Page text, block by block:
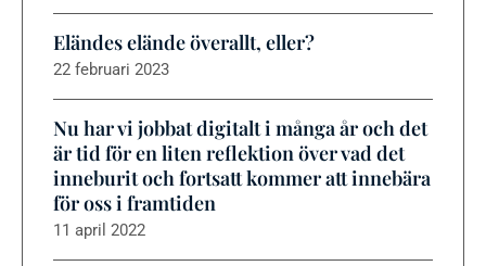
Eländes elände överallt, eller?
22 februari 2023
Nu har vi jobbat digitalt i många år och det
är tid för en liten reflektion över vad det
inneburit och fortsatt kommer att innebära
för oss i framtiden
11 april 2022